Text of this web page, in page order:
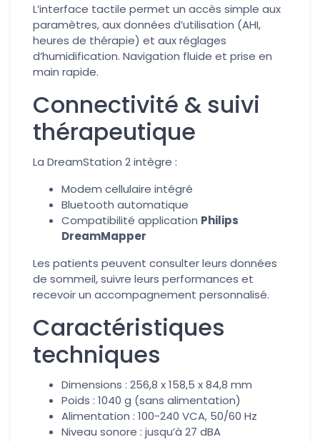
L’interface tactile permet un accès simple aux
paramètres, aux données d’utilisation (AHI,
heures de thérapie) et aux réglages
d’humidification. Navigation fluide et prise en
main rapide.
Connectivité & suivi
thérapeutique
La DreamStation 2 intègre :
Modem cellulaire intégré
Bluetooth automatique
Compatibilité application Philips
DreamMapper
Les patients peuvent consulter leurs données
de sommeil, suivre leurs performances et
recevoir un accompagnement personnalisé.
Caractéristiques
techniques
Dimensions : 256,8 x 158,5 x 84,8 mm
Poids : 1040 g (sans alimentation)
Alimentation : 100-240 VCA, 50/60 Hz
Niveau sonore : jusqu’à 27 dBA